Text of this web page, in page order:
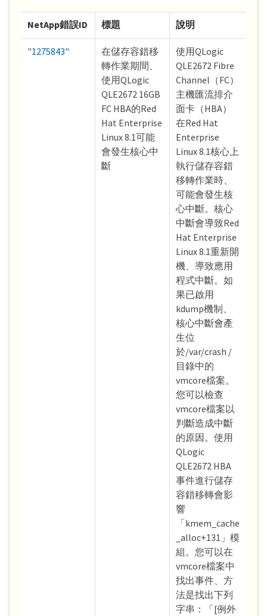
NetApp錯誤ID 標題 說明
"1275843"
在儲存容錯移
轉作業期間、
使用QLogic
QLE2672 16GB
FC HBA的Red
Hat Enterprise
Linux 8.1可能
會發生核心中
斷
使用QLogic
QLE2672 Fibre
Channel（FC）
主機匯流排介
面卡（HBA）
在Red Hat
Enterprise
Linux 8.1核心上
執行儲存容錯
移轉作業時、
可能會發生核
心中斷。核心
中斷會導致Red
Hat Enterprise
Linux 8.1重新開
機、導致應用
程式中斷。如
果已啟用
kdump機制、
核心中斷會產
生位
於/var/crash /
目錄中的
vmcore檔案。
您可以檢查
vmcore檔案以
判斷造成中斷
的原因。使用
QLogic
QLE2672 HBA
事件進行儲存
容錯移轉會影
響
「kmem_cache
_alloc+131」模
組。您可以在
vmcore檔案中
找出事件、方
法是找出下列
字串：「[例外